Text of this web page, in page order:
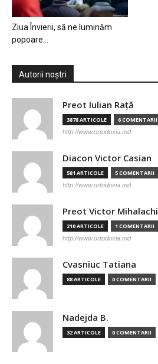
Ziua Învierii, să ne luminăm
popoare…
Autorii noștri
Preot Iulian Raţă
3878 ARTICOLE 6 COMENTARII
http://www.ortodoxia.md
Diacon Victor Casian
581 ARTICOLE 5 COMENTARII
http://www.ortodoxia.md
Preot Victor Mihalachi
210 ARTICOLE 1 COMENTARII
http://www.ortodoxia.md
Cvasniuc Tatiana
88 ARTICOLE 0 COMENTARII
Nadejda B.
32 ARTICOLE 0 COMENTARII